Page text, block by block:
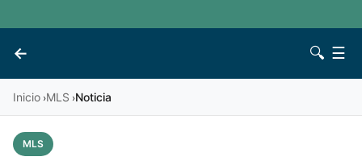
←
Vives 🔍 ☰
Inicio ›MLS ›Noticia
MLS